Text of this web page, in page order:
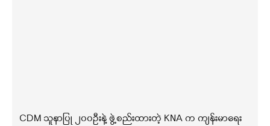
CDM သူနာပြု ၂၀၀ဦးနဲ့ ဖွဲ့စည်းထားတဲ့ KNA က ကျန်းမာရေး